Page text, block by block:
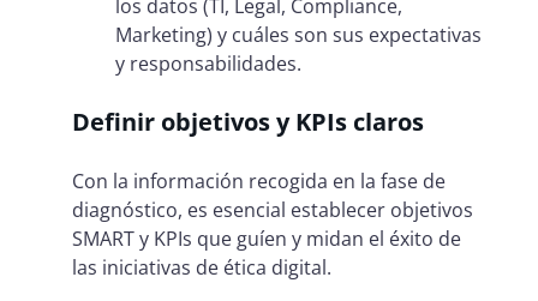
los datos (TI, Legal, Compliance,
Marketing) y cuáles son sus expectativas
y responsabilidades.
Definir objetivos y KPIs claros
Con la información recogida en la fase de
diagnóstico, es esencial establecer objetivos
SMART y KPIs que guíen y midan el éxito de
las iniciativas de ética digital.